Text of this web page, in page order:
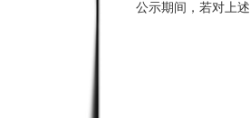
公示期间，若对上